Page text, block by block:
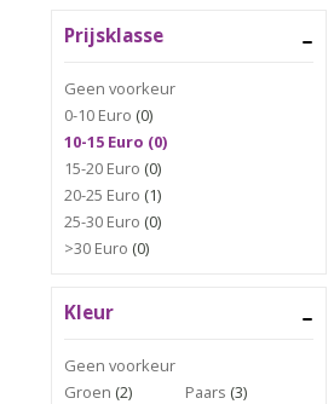
Prijsklasse
Geen voorkeur
0-10 Euro (0)
10-15 Euro (0)
15-20 Euro (0)
20-25 Euro (1)
25-30 Euro (0)
>30 Euro (0)
Kleur
Geen voorkeur
Groen (2) Paars (3)